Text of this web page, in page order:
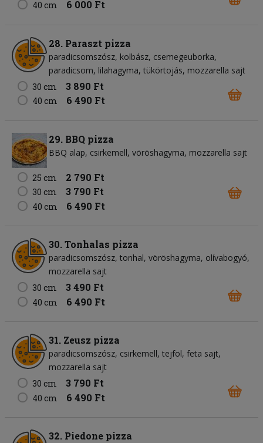
40 cm 6 000 Ft
28. Paraszt pizza
paradicsomszósz kolbász csemegeuborka
paradicsom lilahagyma tükörtojás mozzarella sajt
30 cm
3 890 Ft
40 cm 6 490 Ft
29. BBQ pizza
BBQ alap csirkemell vöröshagyma mozzarella sajt
25 cm 2 790 Ft
30 cm 3 790 Ft
40 cm 6 490 Ft
30. Tonhalas pizza
paradicsomszósz tonhal vöröshagyma olívabogyó
mozzarella sajt
30 cm
3 490 Ft
40 cm 6 490 Ft
31. Zeusz pizza
paradicsomszósz csirkemell tejföl feta sajt
mozzarella sajt
30 cm
3 790 Ft
40 cm 6 490 Ft
32. Piedone pizza